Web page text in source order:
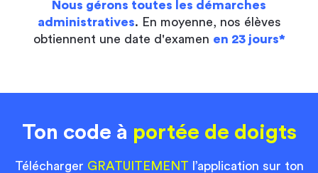
Nous gérons toutes les démarches
administratives. En moyenne, nos élèves
obtiennent une date d'examen en 23 jours*
Ton code à portée de doigts
Télécharger GRATUITEMENT l’application sur ton